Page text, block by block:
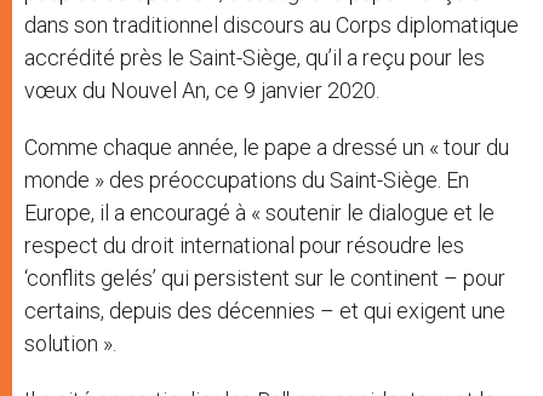
dans son traditionnel discours au Corps diplomatique
accrédité près le Saint-Siège, qu’il a reçu pour les
vœux du Nouvel An, ce 9 janvier 2020.
Comme chaque année, le pape a dressé un « tour du
monde » des préoccupations du Saint-Siège. En
Europe, il a encouragé à « soutenir le dialogue et le
respect du droit international pour résoudre les
‘conflits gelés’ qui persistent sur le continent – pour
certains, depuis des décennies – et qui exigent une
solution ».